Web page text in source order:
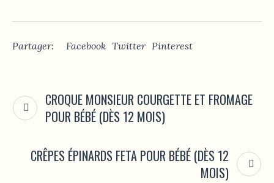
Partager: Facebook Twitter Pinterest
CROQUE MONSIEUR COURGETTE ET FROMAGE
POUR BÉBÉ (DÈS 12 MOIS)
CRÊPES ÉPINARDS FETA POUR BÉBÉ (DÈS 12
MOIS)